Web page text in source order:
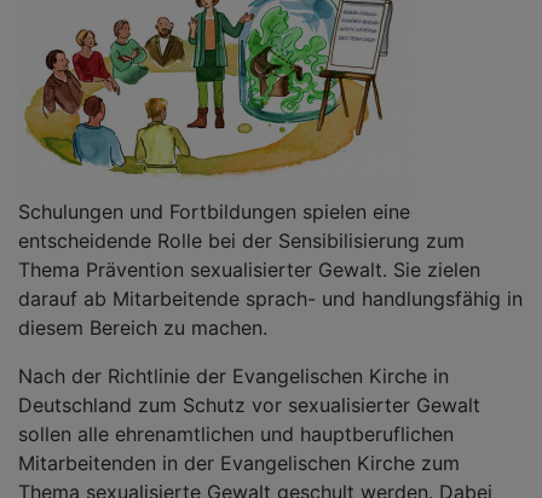
Schulungen und Fortbildungen spielen eine
entscheidende Rolle bei der Sensibilisierung zum
Thema Prävention sexualisierter Gewalt. Sie zielen
darauf ab Mitarbeitende sprach- und handlungsfähig in
diesem Bereich zu machen.
Nach der Richtlinie der Evangelischen Kirche in
Deutschland zum Schutz vor sexualisierter Gewalt
sollen alle ehrenamtlichen und hauptberuflichen
Mitarbeitenden in der Evangelischen Kirche zum
Thema sexualisierte Gewalt geschult werden. Dabei